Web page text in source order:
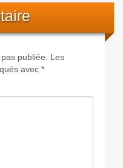
publiée. Les
avec *